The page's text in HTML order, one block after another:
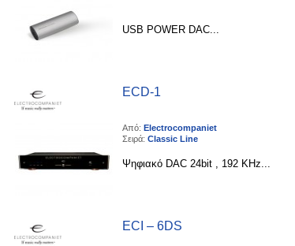
USB POWER DAC...
ECD-1
Από: Electrocompaniet
Σειρά: Classic Line
Ψηφιακό DAC 24bit , 192 KHz...
ECI – 6DS